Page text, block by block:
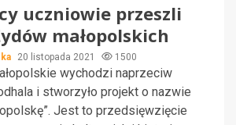
uczniowie przeszli
małopolskich
20 listopada 2021 1500
wychodzi naprzeciw
i stworzyło projekt o nazwie
Jest to przedsięwzięcie